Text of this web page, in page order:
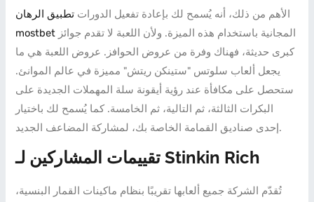
الأهم من ذلك، أنه يُسمح لك بإعادة تفعيل الدورات تطبيق الرهان
mostbet
كبرى حديثة، فهناك وفرة من عروض الحوافز. عروض اللعبة هي ما
يجعل ألعاب سلوتس "ستينكن ريتش" مميزة في عالم الموانئ.
ستحصل على مكافأة عند رؤية أيقونة سلة المهملات الجديدة على
البكرات الثالثة، ثم التالية، ثم الخامسة. كما يُسمح لك باختيار
إحدى صناديق القمامة الخاصة بك، لمشاركة المضاعف الجديد.
تقييمات المشاركين لـ Stinkin Rich
تُقدّم الشركة جميع ألعابها تقريبًا بنظام ماكينات القمار البنسية،